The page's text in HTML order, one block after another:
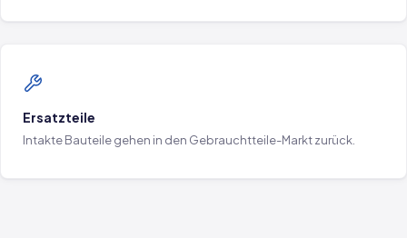
Ersatzteile
Intakte Bauteile gehen in den Gebrauchtteile-Markt zurück.